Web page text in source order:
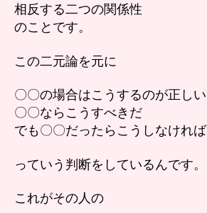
相反する二つの関係性
のことです。
この二元論を元に
〇〇の場合はこうするのが正しい
〇〇ならこうすべきだ
でも〇〇だったらこうしなければ
っていう判断をしているんです。
これがその人の